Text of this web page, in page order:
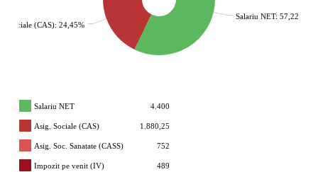
Salariu NET: 57,22%
Sociale (CAS): 24,45%
Salariu NET 4.400
Asig. Sociale (CAS) 1.880,25
Asig. Soc. Sanatate (CASS) 752
Impozit pe venit (IV) 489